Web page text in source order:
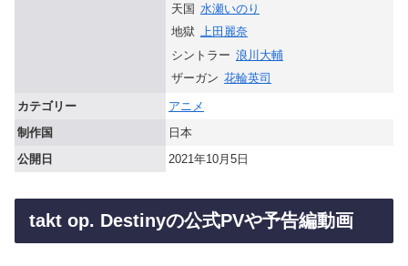
天国 水瀬いのり
地獄 上田麗奈
シントラー 浪川大輔
ザーガン 花輪英司
カテゴリー
アニメ
制作国
日本
公開日
2021年10月5日
takt op. Destinyの公式PVや予告編動画